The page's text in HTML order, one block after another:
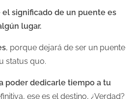
el significado de un puente es
lugar.
, porque dejará de ser un puente
status quo.
poder dedicarle tiempo a tu
ese es el destino, ¿Verdad?